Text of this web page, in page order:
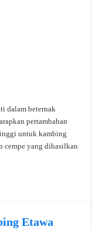
dalam beternak
pertambahan
untuk kambing
cempe yang dihasilkan
Etawa